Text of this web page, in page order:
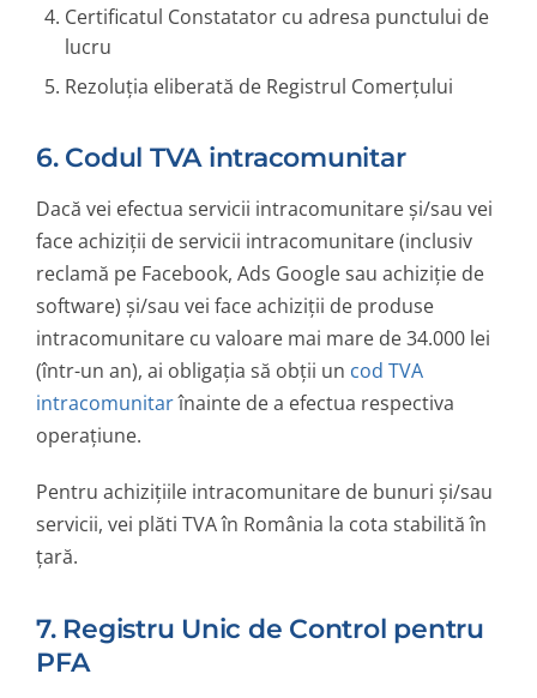
Certificatul Constatator cu adresa punctului de
lucru
Rezoluția eliberată de Registrul Comerțului
6. Codul TVA intracomunitar
Dacă vei efectua servicii intracomunitare și/sau vei
face achiziții de servicii intracomunitare (inclusiv
reclamă pe Facebook, Ads Google sau achiziție de
software) și/sau vei face achiziții de produse
intracomunitare cu valoare mai mare de 34.000 lei
(într-un an), ai obligația să obții un cod TVA
intracomunitarînainte de a efectua respectiva
operațiune.
Pentru achizițiile intracomunitare de bunuri și/sau
servicii, vei plăti TVA în România la cota stabilită în
țară.
7. Registru Unic de Control pentru
PFA